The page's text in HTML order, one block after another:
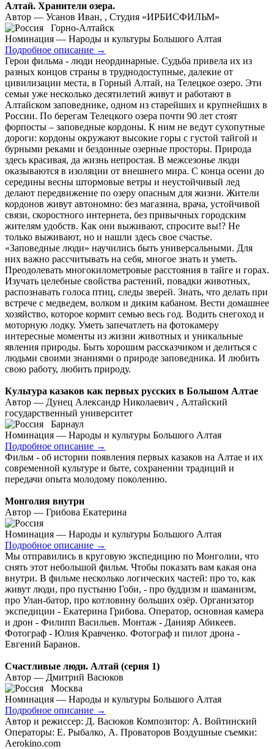
Алтай. Хранители озера.
Автор — Усанов Иван, , Студия «ИРБИСФИЛЬМ»
Горно-Алтайск
Номинация — Народы и культуры Большого Алтая
Подробное описание →
Герои фильма - люди неординарные. Судьба привела их из
разных концов страны в труднодоступные, далекие от
цивилизации места, в Горный Алтай, на Телецкое озеро. Эти
семьи уже несколько десятилетий живут и работают в
Алтайском заповеднике, одном из старейших и крупнейших в
России. По берегам Телецкого озера почти 90 лет стоят
форпосты – заповедные кордоны. К ним не ведут сухопутные
дороги: кордоны окружают высокие горы с густой тайгой и
бурными реками и бездонные озерные просторы. Природа
здесь красивая, да жизнь непростая. В межсезонье люди
оказываются в изоляции от внешнего мира. С конца осени до
середины весны штормовые ветры и неустойчивый лед
делают передвижение по озеру опасным для жизни. Жители
кордонов живут автономно: без магазина, врача, устойчивой
связи, скоростного интернета, без привычных городским
жителям удобств. Как они выживают, спросите вы!? Не
только выживают, но и нашли здесь свое счастье.
«Заповедные люди» научились быть универсальными. Для
них важно рассчитывать на себя, многое знать и уметь.
Преодолевать многокилометровые расстояния в тайге и горах.
Изучать целебные свойства растений, повадки животных,
распознавать голоса птиц, следы зверей. Знать, что делать при
встрече с медведем, волком и диким кабаном. Вести домашнее
хозяйство, которое кормит семью весь год. Водить снегоход и
моторную лодку. Уметь запечатлеть на фотокамеру
интересные моменты из жизни животных и уникальные
явления природы. Быть хорошим рассказчиком и делиться с
людьми своими знаниями о природе заповедника. И любить
свою работу, любить природу.
Культура казаков как первых русских в Большом Алтае
Автор — Дунец Александр Николаевич , Алтайский
государственный университет
Барнаул
Номинация — Народы и культуры Большого Алтая
Подробное описание →
Фильм - об истории появления первых казаков на Алтае и их
современной культуре и быте, сохранении традиций и
передачи опыта молодому поколению.
Монголия внутри
Автор — Грибова Екатерина
Номинация — Народы и культуры Большого Алтая
Подробное описание →
Мы отправились в круговую экспедицию по Монголии, что
снять этот небольшой фильм. Чтобы показать вам какая она
внутри. В фильме несколько логических частей: про то, как
живут люди, про пустыню Гоби, - про буддизм и шаманизм,
про Улан-батор, про котловину больших озёр. Организатор
экспедиции - Екатерина Грибова. Оператор, основная камера
и дрон - Филипп Васильев. Монтаж - Данияр Абикеев.
Фотограф - Юлия Кравченко. Фотограф и пилот дрона -
Евгений Баранов.
Счастливые люди. Алтай (серия 1)
Автор — Дмитрий Васюков
Москва
Номинация — Народы и культуры Большого Алтая
Подробное описание →
Автор и режиссер: Д. Васюков Композитор: А. Войтинский
Операторы: Е. Рыбалко, А. Проваторов Воздушные съемки:
Aerokino.com